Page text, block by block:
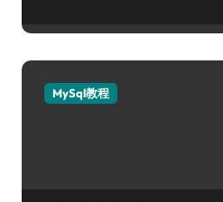
MySql教程